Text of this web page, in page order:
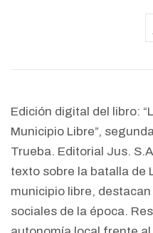
Edición digital del libro:
Municipio Libre”,
Trueba. Editorial Jus.
texto sobre la batalla de
municipio libre,
sociales de la época.